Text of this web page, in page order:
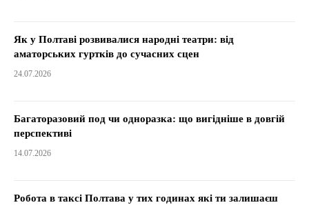
Як у Полтаві розвивалися народні театри: від
аматорських гуртків до сучасних сцен
24.07.2026
Багаторазовий под чи одноразка: що вигідніше в довгій
перспективі
14.07.2026
Робота в таксі Полтава у тих годинах які ти залишаєш